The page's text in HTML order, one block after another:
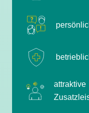
attraktive